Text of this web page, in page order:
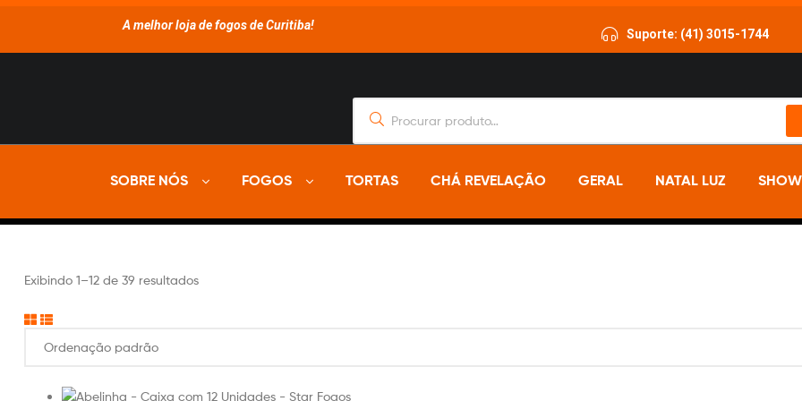
A melhor loja de fogos de Curitiba!
Suporte: (41) 3015-1744
SOBRE NÓS FOGOS TORTAS CHÁ REVELAÇÃO GERAL NATAL LUZ
Exibindo 1–12 de 39 resultados